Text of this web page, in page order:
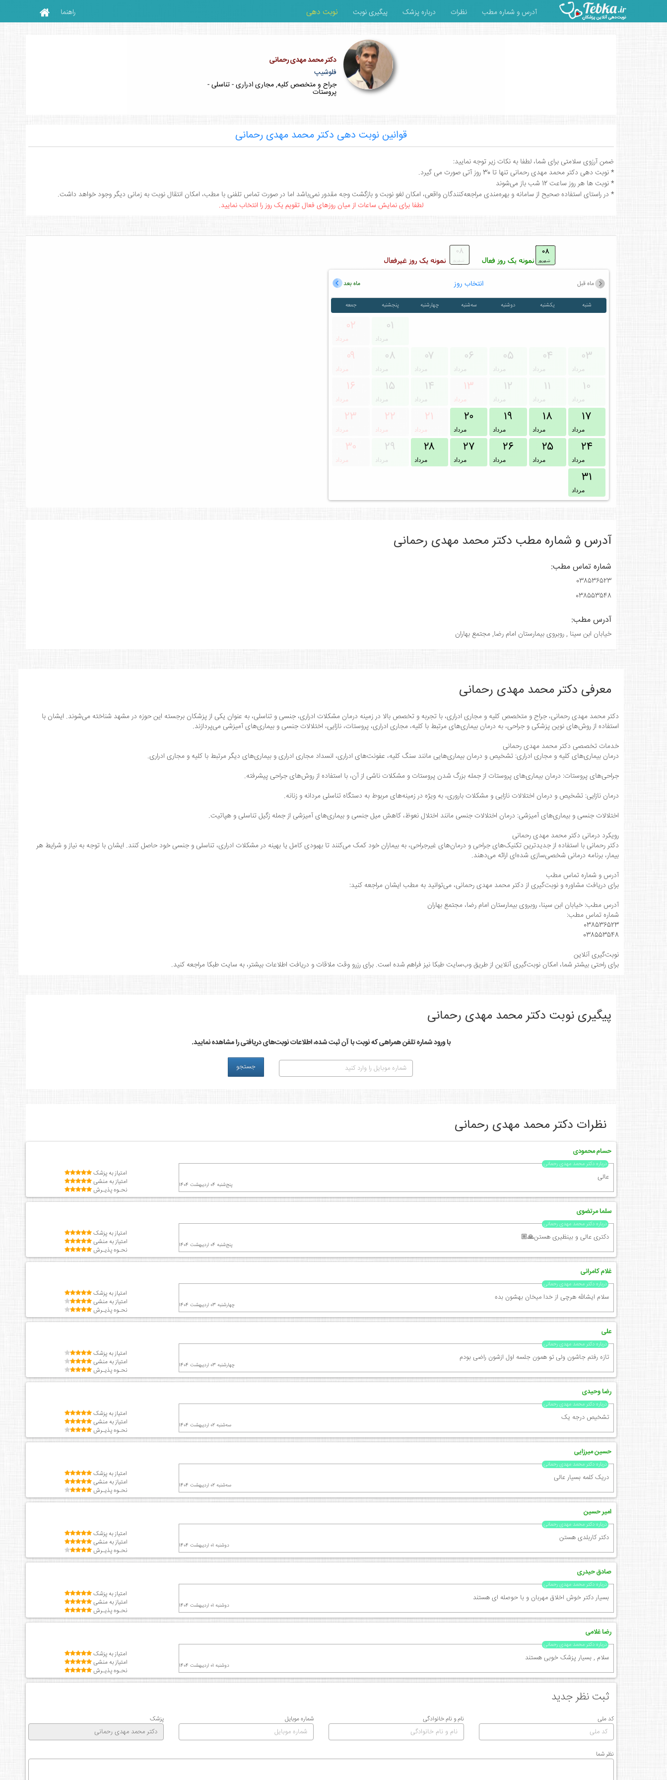
آدرس و شماره مطب نظرات درباره پزشک پیگیری نوبت نوبت دهی راهنما
دکتر محمد مهدی رحمانی
فلوشیپ
جراح و متخصص کلیه, مجاری ادراری - تناسلی -
پروستات
قوانین نوبت دهی دکتر محمد مهدی رحمانی
ضمن آرزوی سلامتی برای شما، لطفا به نکات زیر توجه نمایید:
* نوبت دهی دکتر محمد مهدی رحمانی تنها تا 30 روز آتی صورت می گیرد.
* نوبت ها هر روز ساعت 12 شب باز می‌شوند
* در راستای استفاده صحیح از سامانه و بهره‌مندی مراجعه‌کنندگان واقعی، امکان لغو نوبت و بازگشت وجه مقدور نمی‌باشد اما در صورت تماس تلفنی با مطب، امکان انتقال نوبت به زمانی دیگر وجود خواهد داشت.
لطفا برای نمایش ساعات از میان روزهای فعال تقویم یک روز را انتخاب نمایید.
ماه قبل انتخاب روز ماه بعد
شنبه یکشنبه دوشنبه سه‌شنبه چهارشنبه پنجشنبه جمعه
۰۱
مرداد
۰۲
مرداد
۰۳
مرداد
۰۴
مرداد
۰۵
مرداد
۰۶
مرداد
۰۷
مرداد
۰۸
مرداد
۰۹
مرداد
۱۰
مرداد
۱۱
مرداد
۱۲
مرداد
۱۳
مرداد
۱۴
مرداد
۱۵
مرداد
۱۶
مرداد
۱۷
مرداد
۱۸
مرداد
۱۹
مرداد
۲۰
مرداد
۲۱
مرداد
۲۲
مرداد
۲۳
مرداد
۲۴
مرداد
۲۵
مرداد
۲۶
مرداد
۲۷
مرداد
۲۸
مرداد
۲۹
مرداد
۳۰
مرداد
۳۱
مرداد
آدرس و شماره مطب دکتر محمد مهدی رحمانی
شماره تماس مطب:
038536523
038553548
آدرس مطب:
خیابان ابن سینا , روبروی بیمارستان امام رضا, مجتمع بهاران
معرفی دکتر محمد مهدی رحمانی
دکتر محمد مهدی رحمانی، جراح و متخصص کلیه و مجاری ادراری، با تجربه و تخصص بالا در زمینه درمان مشکلات ادراری، جنسی و تناسلی، به عنوان یکی از پزشکان برجسته این حوزه در مشهد شناخته می‌شوند. ایشان با
استفاده از روش‌های نوین پزشکی و جراحی، به درمان بیماری‌های مرتبط با کلیه، مجاری ادراری، پروستات، نازایی، اختلالات جنسی و بیماری‌های آمیزشی می‌پردازند.
خدمات تخصصی دکتر محمد مهدی رحمانی
درمان بیماری‌های کلیه و مجاری ادراری: تشخیص و درمان بیماری‌هایی مانند سنگ کلیه، عفونت‌های ادراری، انسداد مجاری ادراری و بیماری‌های دیگر مرتبط با کلیه و مجاری ادراری.
جراحی‌های پروستات: درمان بیماری‌های پروستات از جمله بزرگ شدن پروستات و مشکلات ناشی از آن، با استفاده از روش‌های جراحی پیشرفته.
درمان نازایی: تشخیص و درمان اختلالات نازایی و مشکلات باروری، به ویژه در زمینه‌های مربوط به دستگاه تناسلی مردانه و زنانه.
اختلالات جنسی و بیماری‌های آمیزشی: درمان اختلالات جنسی مانند اختلال نعوظ، کاهش میل جنسی و بیماری‌های آمیزشی از جمله زگیل تناسلی و هپاتیت.
رویکرد درمانی دکتر محمد مهدی رحمانی
دکتر رحمانی با استفاده از جدیدترین تکنیک‌های جراحی و درمان‌های غیرجراحی، به بیماران خود کمک می‌کنند تا بهبودی کامل یا بهینه در مشکلات ادراری، تناسلی و جنسی خود حاصل کنند. ایشان با توجه به نیاز و شرایط هر
بیمار، برنامه درمانی شخصی‌سازی شده‌ای ارائه می‌دهند.
آدرس و شماره تماس مطب
برای دریافت مشاوره و نوبت‌گیری از دکتر محمد مهدی رحمانی، می‌توانید به مطب ایشان مراجعه کنید:
آدرس مطب: خیابان ابن سینا، روبروی بیمارستان امام رضا، مجتمع بهاران
شماره تماس مطب:
038536523
038553548
نوبت‌گیری آنلاین
برای راحتی بیشتر شما، امکان نوبت‌گیری آنلاین از طریق وب‌سایت طبکا نیز فراهم شده است. برای رزرو وقت ملاقات و دریافت اطلاعات بیشتر، به سایت طبکا مراجعه کنید.
پیگیری نوبت دکتر محمد مهدی رحمانی
با ورود شماره تلفن همراهی که نوبت با آن ثبت شده، اطلاعات نوبت‌های دریافتی را مشاهده نمایید.
جستجو
نظرات دکتر محمد مهدی رحمانی
حسام محمودی
درباره دکتر محمد مهدی رحمانی
عالی
پنج‌شنبه 04 اردیبهشت 1404
امتیاز به پزشک
امتیاز به منشی
نحـوه پذیـرش
سلما مرتضوی
درباره دکتر محمد مهدی رحمانی
دکتری عالی و بینظیری هستن🙏🏼
پنج‌شنبه 04 اردیبهشت 1404
امتیاز به پزشک
امتیاز به منشی
نحـوه پذیـرش
غلام کامرانی
درباره دکتر محمد مهدی رحمانی
سلام ایشالله هرچی از خدا میخان بهشون بده
چهارشنبه 03 اردیبهشت 1404
امتیاز به پزشک
امتیاز به منشی
نحـوه پذیـرش
علی
درباره دکتر محمد مهدی رحمانی
تازه رفتم جاشون ولی تو همون جلسه اول ازشون راضی بودم
چهارشنبه 03 اردیبهشت 1404
امتیاز به پزشک
امتیاز به منشی
نحـوه پذیـرش
رضا وحیدی
درباره دکتر محمد مهدی رحمانی
تشخیص درجه یک
سه‌شنبه 02 اردیبهشت 1404
امتیاز به پزشک
امتیاز به منشی
نحـوه پذیـرش
حسین میرزایی
درباره دکتر محمد مهدی رحمانی
دریک کلمه بسیار عالی
سه‌شنبه 02 اردیبهشت 1404
امتیاز به پزشک
امتیاز به منشی
نحـوه پذیـرش
امیر حسین
درباره دکتر محمد مهدی رحمانی
دکتر کاربلدی هستن
دوشنبه 01 اردیبهشت 1404
امتیاز به پزشک
امتیاز به منشی
نحـوه پذیـرش
صادق حیدری
درباره دکتر محمد مهدی رحمانی
بسیار دکتر خوش اخلاق مهربان و با حوصله ای هستند
دوشنبه 01 اردیبهشت 1404
امتیاز به پزشک
امتیاز به منشی
نحـوه پذیـرش
رضا غلامی
درباره دکتر محمد مهدی رحمانی
سلام , بسیار پزشک خوبی هستند
دوشنبه 01 اردیبهشت 1404
امتیاز به پزشک
امتیاز به منشی
نحـوه پذیـرش
ثبت نظر جدید
کد ملی نام و نام خانوادگی شماره موبایل پزشک
نظر شما